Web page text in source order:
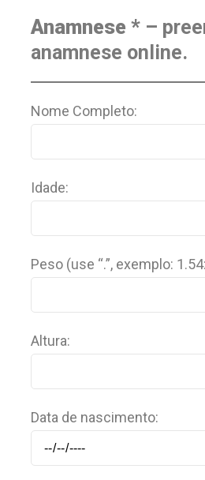
Anamnese * –
anamnese online.
Nome Completo:
Idade:
Peso (use “.”, exemplo: 1.54:
Altura:
Data de nascimento: